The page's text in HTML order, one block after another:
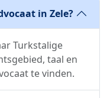
in Zele?
Turkstalige
taal en
te vinden.